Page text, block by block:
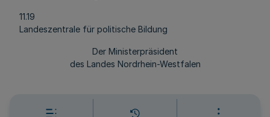
11.19
Landeszentrale für politische Bildung
Der Ministerpräsident
des Landes Nordrhein-Westfalen